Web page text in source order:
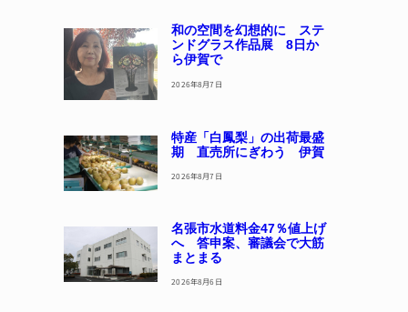
和の空間を幻想的に ステ
ンドグラス作品展 8日か
ら伊賀で
2026年8月7日
特産「白鳳梨」の出荷最盛
期 直売所にぎわう 伊賀
2026年8月7日
名張市水道料金47％値上げ
へ 答申案、審議会で大筋
まとまる
2026年8月6日